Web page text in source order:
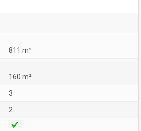
811 m²
160 m²
3
2